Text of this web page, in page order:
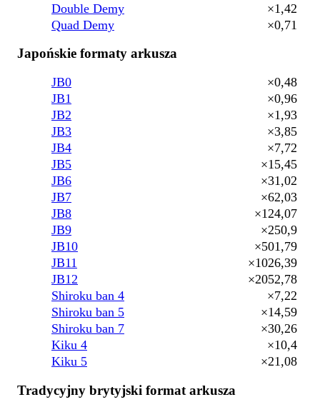
Double Demy
×1,42
Quad Demy
×0,71
Japońskie formaty arkusza
JB0
×0,48
JB1
×0,96
JB2
×1,93
JB3
×3,85
JB4
×7,72
JB5
×15,45
JB6
×31,02
JB7
×62,03
JB8
×124,07
JB9
×250,9
JB10
×501,79
JB11
×1026,39
JB12
×2052,78
Shiroku ban 4
×7,22
Shiroku ban 5
×14,59
Shiroku ban 7
×30,26
Kiku 4
×10,4
Kiku 5
×21,08
Tradycyjny brytyjski format arkusza